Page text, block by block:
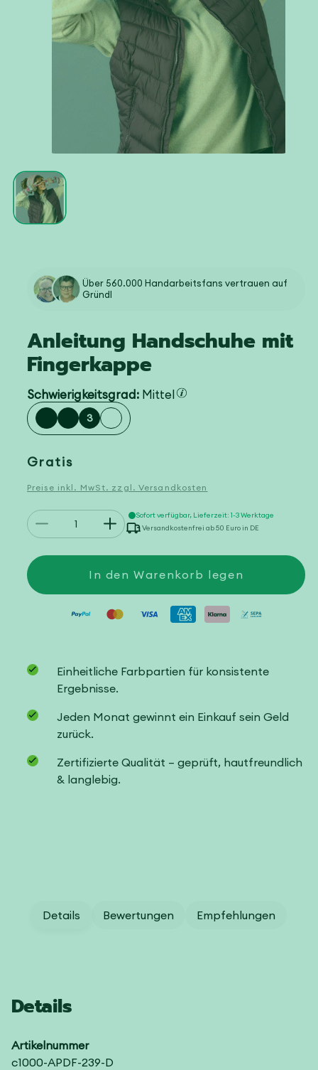
1
in
Modal
öffnen
Über 560.000 Handarbeitsfans vertrauen auf
Gründl
Anleitung Handschuhe mit
Fingerkappe
Schwierigkeitsgrad: Mittel
3
Normaler
Preis
Gratis
Preise inkl. MwSt. zzgl. Versandkosten
Anzahl
Verringere
die
für
Handschuhe
mit
Erhöhe
die
Anleitung
Handschuhe
mit
Sofort verfügbar, Lieferzeit: 1-3 Werktage
Versandkostenfrei ab 50 Euro in DE
In den Warenkorb legen
Einheitliche Farbpartien für konsistente
Ergebnisse.
Jeden Monat gewinnt ein Einkauf sein Geld
zurück.
Zertifizierte Qualität – geprüft, hautfreundlich
& langlebig.
Details Bewertungen Empfehlungen
Details
Artikelnummer
c1000-APDF-239-D